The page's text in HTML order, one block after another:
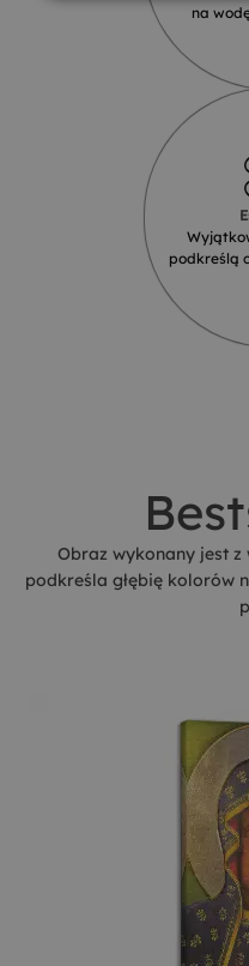
na
podkreślą
Obraz wykonany jest z
podkreśla głębię kolorów